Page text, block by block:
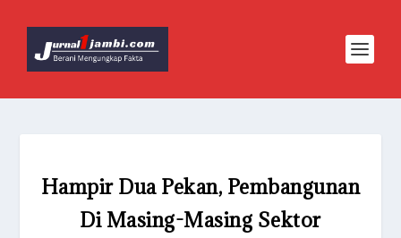
Hampir Dua Pekan, Pembangunan
Di Masing-Masing Sektor